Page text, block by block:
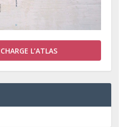
L’ATLAS